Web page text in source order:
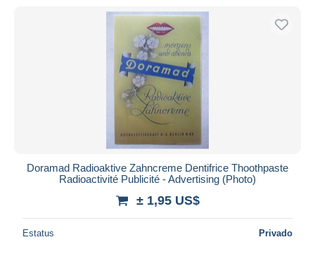
Doramad Radioaktive Zahncreme Dentifrice Thoothpaste
Radioactivité Publicité - Advertising (Photo)
± 1,95 US$
Estatus Privado